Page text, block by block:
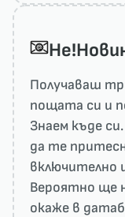
Получаваш
пощата си и
Знаем къде
да те
включително
Вероятно ще
окаже в